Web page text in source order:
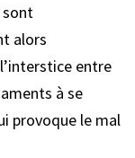
sont
alors
entre
à se
provoque le mal